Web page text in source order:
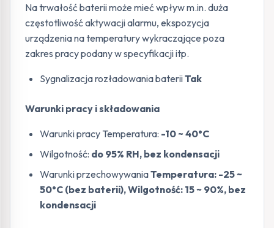
Na trwałość baterii może mieć wpływ m.in. duża
częstotliwość aktywacji alarmu, ekspozycja
urządzenia na temperatury wykraczające poza
zakres pracy podany w specyfikacji itp.
Sygnalizacja rozładowania bateriiTak
Warunki pracy i składowania
Warunki pracy Temperatura: -10 ~ 40°C
Wilgotność: do 95% RH, bez kondensacji
Warunki przechowywaniaTemperatura: -25 ~
50°C (bez baterii), Wilgotność: 15 ~ 90%, bez
kondensacji